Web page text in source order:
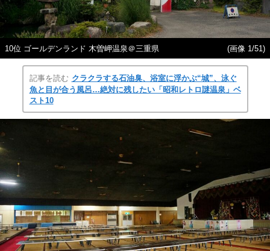
10位 ゴールデンランド 木曽岬温泉＠三重県 (画像 1/51)
記事を読む クラクラする石油臭、浴室に浮かぶ“城”、泳ぐ
魚と目が合う風呂…絶対に残したい「昭和レトロ謎温泉」ベ
スト10